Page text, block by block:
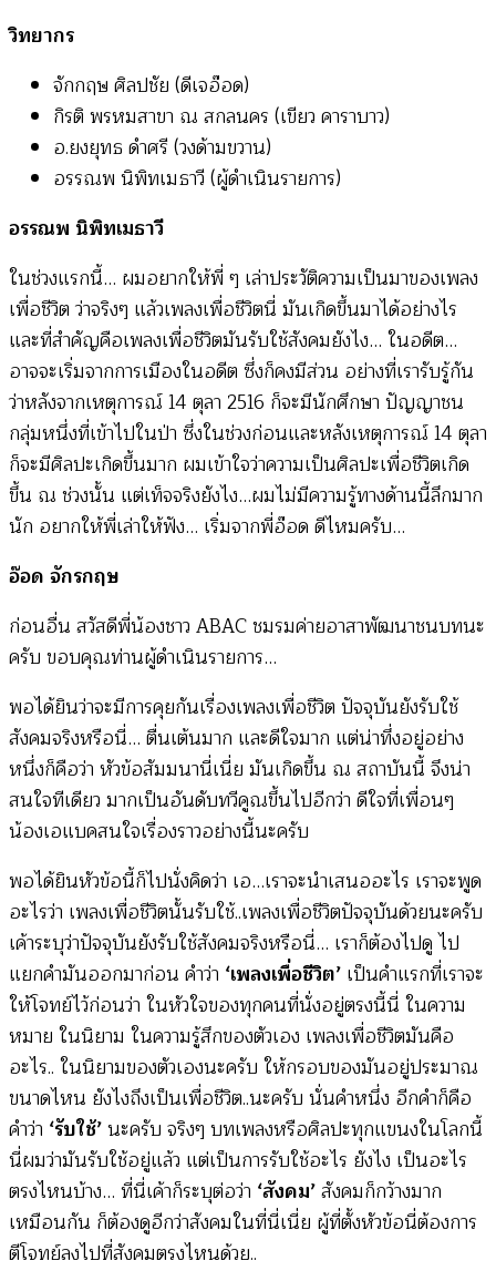
วิทยากร
จักกฤษ ศิลปชัย (ดีเจอ๊อด)
กิรติ พรหมสาขา ณ สกลนคร (เขียว คาราบาว)
อ.ยงยุทธ ดำศรี (วงด้ามขวาน)
อรรณพ นิพิทเมธาวี (ผู้ดำเนินรายการ)
อรรณพ นิพิทเมธาวี
ในช่วงแรกนี้… ผมอยากให้พี่ ๆ เล่าประวัติความเป็นมาของเพลง
เพื่อชีวิต ว่าจริงๆ แล้วเพลงเพื่อชีวิตนี่ มันเกิดขึ้นมาได้อย่างไร
และที่สำคัญคือเพลงเพื่อชีวิตมันรับใช้สังคมยังไง… ในอดีต…
อาจจะเริ่มจากการเมืองในอดีต ซึ่งก็คงมีส่วน อย่างที่เรารับรู้กัน
ว่าหลังจากเหตุการณ์ 14 ตุลา 2516 ก็จะมีนักศึกษา ปัญญาชน
กลุ่มหนึ่งที่เข้าไปในป่า ซึ่งในช่วงก่อนและหลังเหตุการณ์ 14 ตุลา
ก็จะมีศิลปะเกิดขึ้นมาก ผมเข้าใจว่าความเป็นศิลปะเพื่อชีวิตเกิด
ขึ้น ณ ช่วงนั้น แต่เท็จจริงยังไง…ผมไม่มีความรู้ทางด้านนี้ลึกมาก
นัก อยากให้พี่เล่าให้ฟัง… เริ่มจากพี่อ๊อด ดีไหมครับ…
อ๊อด จักรกฤษ
ก่อนอื่น สวัสดีพี่น้องชาว ABAC ชมรมค่ายอาสาพัฒนาชนบทนะ
ครับ ขอบคุณท่านผู้ดำเนินรายการ…
พอได้ยินว่าจะมีการคุยกันเรื่องเพลงเพื่อชีวิต ปัจจุบันยังรับใช้
สังคมจริงหรือนี่… ตื่นเต้นมาก และดีใจมาก แต่น่าทึ่งอยู่อย่าง
หนึ่งก็คือว่า หัวข้อสัมมนานี่เนี่ย มันเกิดขึ้น ณ สถาบันนี้ จึงน่า
สนใจทีเดียว มากเป็นอันดับทวีคูณขึ้นไปอีกว่า ดีใจที่เพื่อนๆ
น้องเอแบคสนใจเรื่องราวอย่างนี้นะครับ
พอได้ยินหัวข้อนี้ก็ไปนั่งคิดว่า เอ…เราจะนำเสนออะไร เราจะพูด
อะไรว่า เพลงเพื่อชีวิตนั้นรับใช้..เพลงเพื่อชีวิตปัจจุบันด้วยนะครับ
เค้าระบุว่าปัจจุบันยังรับใช้สังคมจริงหรือนี่… เราก็ต้องไปดู ไป
แยกคำมันออกมาก่อน คำว่า ‘เพลงเพื่อชีวิต’ เป็นคำแรกที่เราจะ
ให้โจทย์ไว้ก่อนว่า ในหัวใจของทุกคนที่นั่งอยู่ตรงนี้นี่ ในความ
หมาย ในนิยาม ในความรู้สึกของตัวเอง เพลงเพื่อชีวิตมันคือ
อะไร.. ในนิยามของตัวเองนะครับ ให้กรอบของมันอยู่ประมาณ
ขนาดไหน ยังไงถึงเป็นเพื่อชีวิต..นะครับ นั่นคำหนึ่ง อีกคำก็คือ
คำว่า ‘รับใช้’นะครับ จริงๆ บทเพลงหรือศิลปะทุกแขนงในโลกนี้
นี่ผมว่ามันรับใช้อยู่แล้ว แต่เป็นการรับใช้อะไร ยังไง เป็นอะไร
ตรงไหนบ้าง… ที่นี่เค้าก็ระบุต่อว่า ‘สังคม’สังคมก็กว้างมาก
เหมือนกัน ก็ต้องดูอีกว่าสังคมในที่นี่เนี่ย ผู้ที่ตั้งหัวข้อนี่ต้องการ
ตีโจทย์ลงไปที่สังคมตรงไหนด้วย..